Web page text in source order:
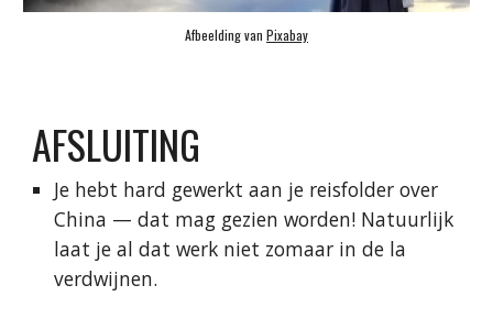
Afbeelding van Pixabay
AFSLUITING
Je hebt hard gewerkt aan je reisfolder over
China — dat mag gezien worden! Natuurlijk
laat je al dat werk niet zomaar in de la
verdwijnen.